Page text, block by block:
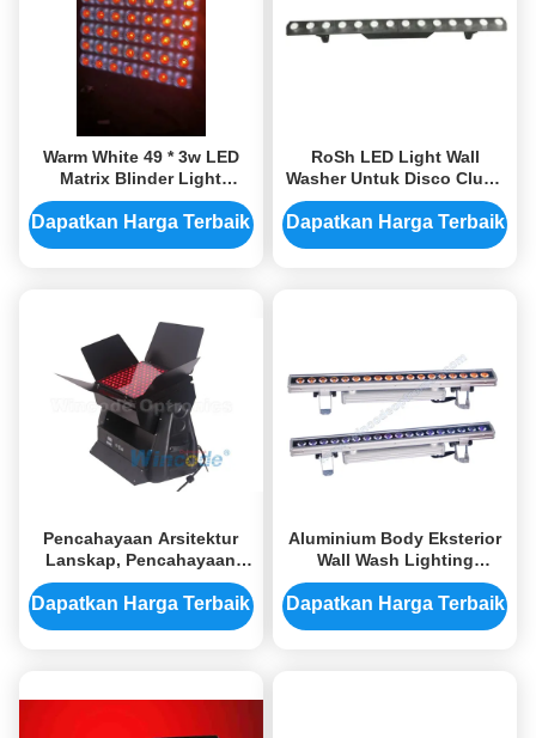
Warm White 49 * 3w LED
Matrix Blinder Light
Dengan Beam Compact
Base Thin Body
Dapatkan Harga Terbaik
RoSh LED Light Wall
Washer Untuk Disco Club /
Matrix LED Bar Dengan
RGB Back
Dapatkan Harga Terbaik
Pencahayaan Arsitektur
Lanskap, Pencahayaan
Arsitektur Luar untuk
Jembatan Street
Dapatkan Harga Terbaik
Aluminium Body Eksterior
Wall Wash Lighting
Waterproof DMX Lantai
Untuk Dinding Bangunan
Dapatkan Harga Terbaik